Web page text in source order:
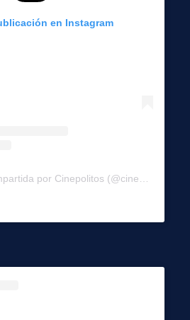
en Instagram
Una publicación compartida por Cinepolitos (@cinepolitos_chile)